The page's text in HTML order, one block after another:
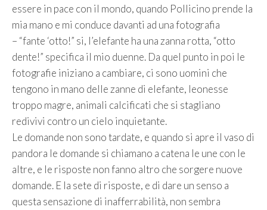
essere in pace con il mondo, quando Pollicino prende la
mia mano e mi conduce davanti ad una fotografia
– “fante ‘otto!” si, l’elefante ha una zanna rotta, “otto
dente!” specifica il mio duenne. Da quel punto in poi le
fotografie iniziano a cambiare, ci sono uomini che
tengono in mano delle zanne di elefante, leonesse
troppo magre, animali calcificati che si stagliano
redivivi contro un cielo inquietante.
Le domande non sono tardate, e quando si apre il vaso di
pandora le domande si chiamano a catena le une con le
altre, e le risposte non fanno altro che sorgere nuove
domande. E la sete di risposte, e di dare un senso a
questa sensazione di inafferrabilità, non sembra